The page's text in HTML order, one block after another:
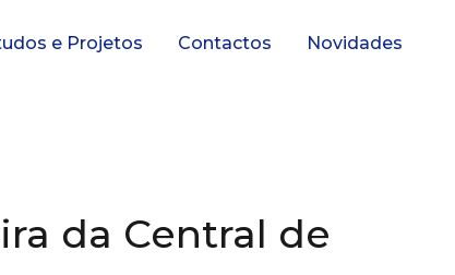
e Projetos Contactos Novidades
da Central de